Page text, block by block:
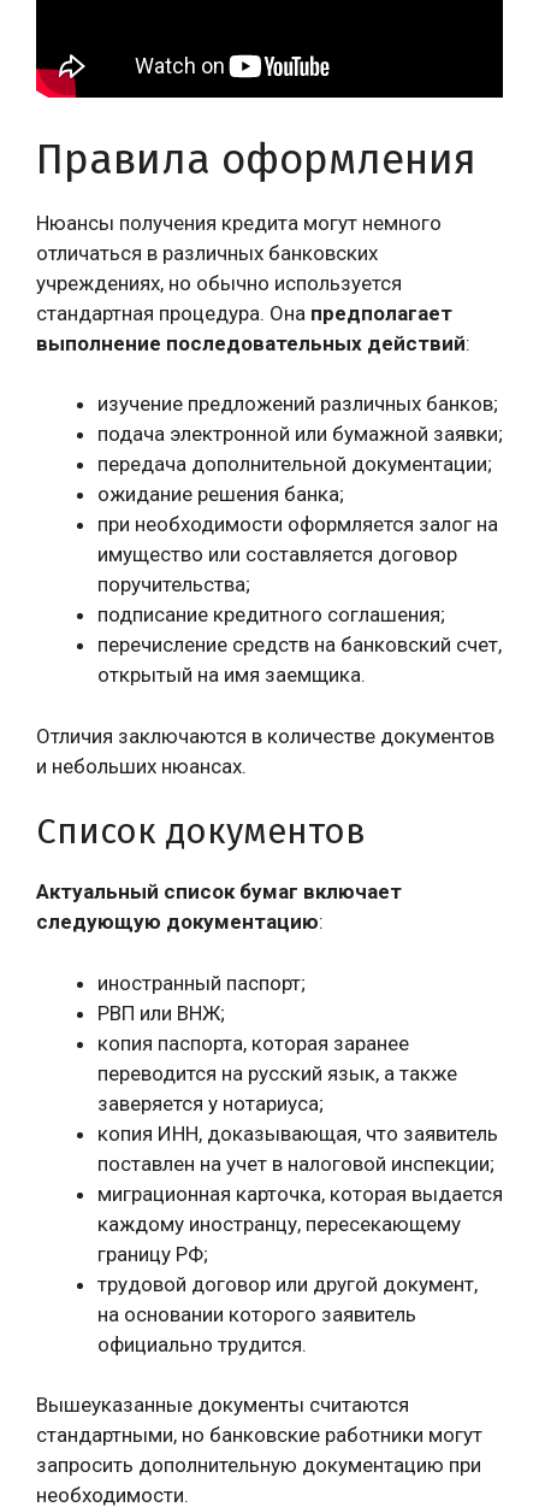
Правила оформления
Нюансы получения кредита могут немного
отличаться в различных банковских
учреждениях, но обычно используется
стандартная процедура. Она предполагает
выполнение последовательных действий:
изучение предложений различных банков;
подача электронной или бумажной заявки;
передача дополнительной документации;
ожидание решения банка;
при необходимости оформляется залог на
имущество или составляется договор
поручительства;
подписание кредитного соглашения;
перечисление средств на банковский счет,
открытый на имя заемщика.
Отличия заключаются в количестве документов
и небольших нюансах.
Список документов
Актуальный список бумаг включает
следующую документацию:
иностранный паспорт;
РВП или ВНЖ;
копия паспорта, которая заранее
переводится на русский язык, а также
заверяется у нотариуса;
копия ИНН, доказывающая, что заявитель
поставлен на учет в налоговой инспекции;
миграционная карточка, которая выдается
каждому иностранцу, пересекающему
границу РФ;
трудовой договор или другой документ,
на основании которого заявитель
официально трудится.
Вышеуказанные документы считаются
стандартными, но банковские работники могут
запросить дополнительную документацию при
необходимости.